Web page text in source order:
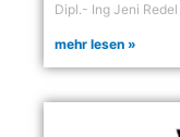
Dipl.- Ing Jeni Redel
mehr lesen »